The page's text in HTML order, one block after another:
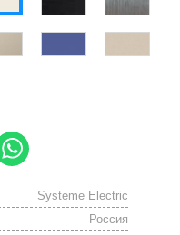
Systeme Electric
Россия